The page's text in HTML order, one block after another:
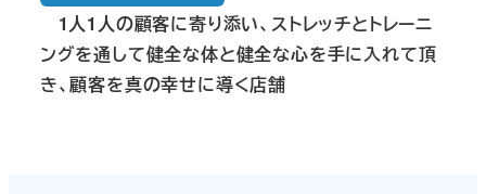
1人1人の顧客に寄り添い、ストレッチとトレーニ
ングを通して健全な体と健全な心を手に入れて頂
き、顧客を真の幸せに導く店舗